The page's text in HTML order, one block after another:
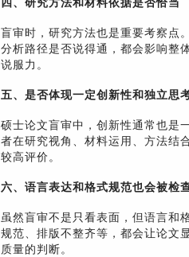
四、研究方法和材料依据是否恰当
盲审时，研究方法也是重要考察点
分析路径是否说得通，都会影响整
说服力。
五、是否体现一定创新性和独立思
硕士论文盲审中，创新性通常也是
者在研究视角、材料运用、方法结
较高评价。
六、语言表达和格式规范也会被检
虽然盲审不是只看表面，但语言和
规范、排版不整齐等，都会让论文
质量的判断。